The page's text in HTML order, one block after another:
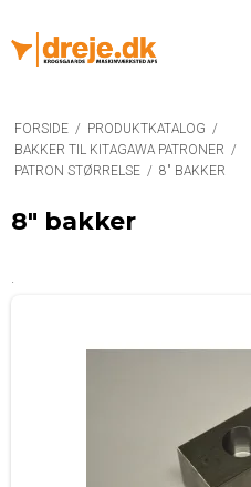
FORSIDE / PRODUKTKATALOG /
BAKKER TIL KITAGAWA PATRONER /
PATRON STØRRELSE / 8" BAKKER
8" bakker